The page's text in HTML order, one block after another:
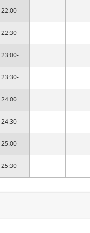
22:00-
22:30-
23:00-
23:30-
24:00-
24:30-
25:00-
25:30-